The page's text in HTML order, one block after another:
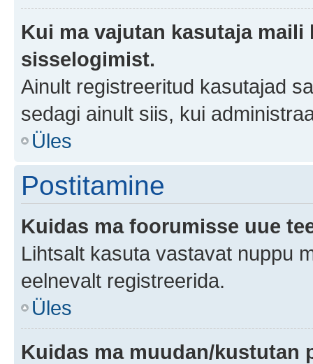
Kui ma vajutan kasutaja
sisselogimist.
Ainult registreeritud kasutajad
sedagi ainult siis, kui
Üles
Postitamine
Kuidas ma foorumisse uue
Lihtsalt kasuta vastavat nuppu
eelnevalt registreerida.
Üles
Kuidas ma muudan/kustutan